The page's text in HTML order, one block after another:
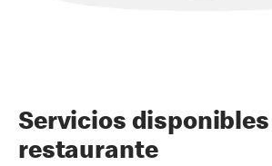
Servicios disponibles
restaurante